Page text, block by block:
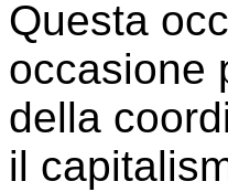
Questa
occasione
della
il